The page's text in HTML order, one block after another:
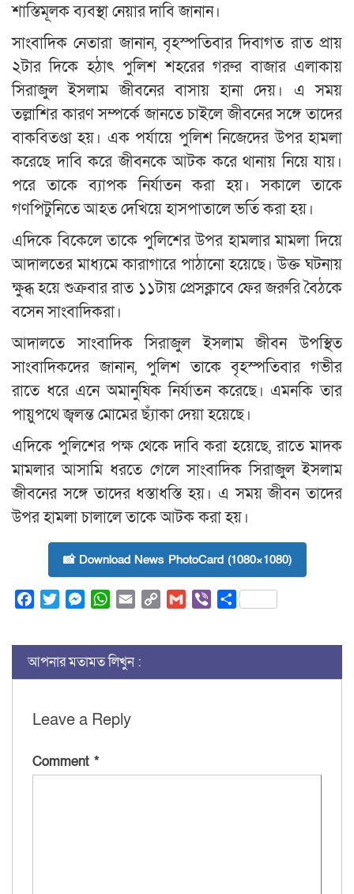
শাস্তিমূলক ব্যবস্থা নেয়ার দাবি জানান।
সাংবাদিক নেতারা জানান, বৃহস্পতিবার দিবাগত রাত প্রায়
২টার দিকে হঠাৎ পুলিশ শহরের গরুর বাজার এলাকায়
সিরাজুল ইসলাম জীবনের বাসায় হানা দেয়। এ সময়
তল্লাশির কারণ সম্পর্কে জানতে চাইলে জীবনের সঙ্গে তাদের
বাকবিতণ্ডা হয়। এক পর্যায়ে পুলিশ নিজেদের উপর হামলা
করেছে দাবি করে জীবনকে আটক করে থানায় নিয়ে যায়।
পরে তাকে ব্যাপক নির্যাতন করা হয়। সকালে তাকে
গণপিটুনিতে আহত দেখিয়ে হাসপাতালে ভর্তি করা হয়।
এদিকে বিকেলে তাকে পুলিশের উপর হামলার মামলা দিয়ে
আদালতের মাধ্যমে কারাগারে পাঠানো হয়েছে। উক্ত ঘটনায়
ক্ষুব্ধ হয়ে শুক্রবার রাত ১১টায় প্রেসক্লাবে ফের জরুরি বৈঠকে
বসেন সাংবাদিকরা।
আদালতে সাংবাদিক সিরাজুল ইসলাম জীবন উপস্থিত
সাংবাদিকদের জানান, পুলিশ তাকে বৃহস্পতিবার গভীর
রাতে ধরে এনে অমানুষিক নির্যাতন করেছে। এমনকি তার
পায়ুপথে জ্বলন্ত মোমের ছ্যাঁকা দেয়া হয়েছে।
এদিকে পুলিশের পক্ষ থেকে দাবি করা হয়েছে, রাতে মাদক
মামলার আসামি ধরতে গেলে সাংবাদিক সিরাজুল ইসলাম
জীবনের সঙ্গে তাদের ধস্তাধস্তি হয়। এ সময় জীবন তাদের
উপর হামলা চালালে তাকে আটক করা হয়।
📸 Download News PhotoCard (1080×1080)
FacebookTwitterMessenger
WhatsApp
Email Copy
Gmail ViberShare
আপনার মতামত লিখুন :
Leave a Reply
Comment *